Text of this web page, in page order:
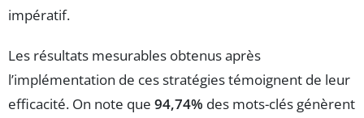
impératif.
Les résultats mesurables obtenus après
l’implémentation de ces stratégies témoignent de leur
efficacité. On note que 94,74% des mots-clés génèrent